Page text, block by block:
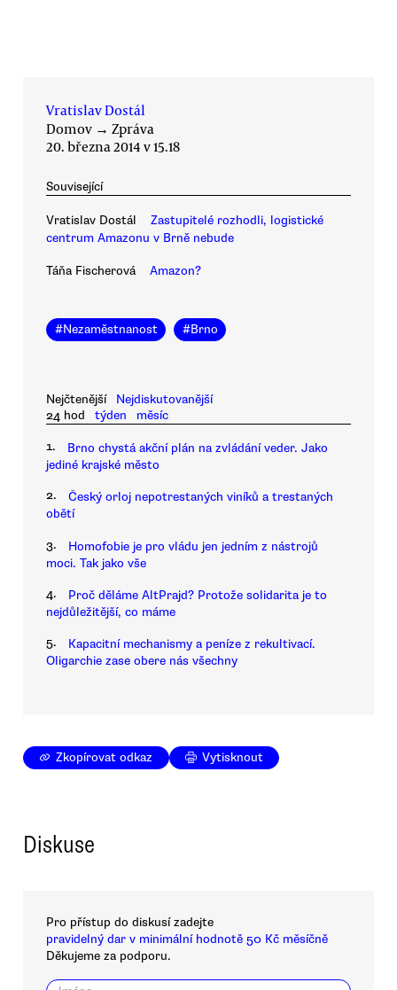
Vratislav Dostál
Domov → Zpráva
20. března 2014 v 15.18
Související
Vratislav Dostál
Zastupitelé rozhodli, logistické
centrum Amazonu v Brně nebude
Táňa Fischerová Amazon?
#Nezaměstnanost #Brno
Nejčtenější
Nejdiskutovanější
24 hod
týden měsíc
1.
Brno chystá akční plán na zvládání veder. Jako
jediné krajské město
2.
Český orloj nepotrestaných viníků a trestaných
obětí
3.
Homofobie je pro vládu jen jedním z nástrojů
moci. Tak jako vše
4.
Proč děláme AltPrajd? Protože solidarita je to
nejdůležitější, co máme
5.
Kapacitní mechanismy a peníze z rekultivací.
Oligarchie zase obere nás všechny
Zkopírovat odkaz Vytisknout
Diskuse
Pro přístup do diskusí zadejte
pravidelný dar v minimální hodnotě 50 Kč měsíčně
Děkujeme za podporu.